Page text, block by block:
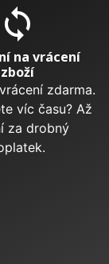
sync
na vrácení
zboží
zdarma.
víc času? Až
za drobný